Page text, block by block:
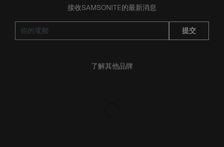
接收SAMSONITE的最新消息
提交
了解其他品牌